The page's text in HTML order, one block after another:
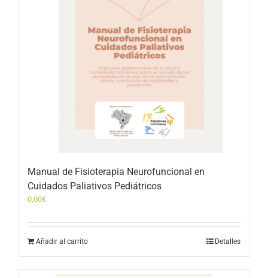
Manual de Fisioterapia Neurofuncional en
Cuidados Paliativos Pediátricos
0,00€
Añadir al carrito Detalles